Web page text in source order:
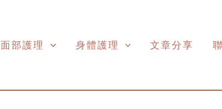
面部護理 身體護理 文章分享